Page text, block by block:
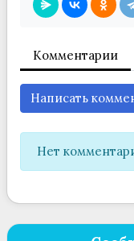
Комментарии
Написать
Нет